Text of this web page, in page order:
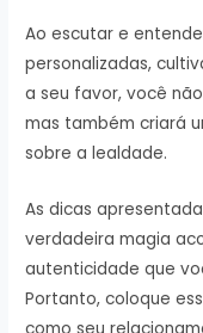
Ao escutar e
personalizadas,
a seu favor, você
mas também criará
sobre a lealdade.
As dicas
verdadeira magia
autenticidade que
Portanto, coloque